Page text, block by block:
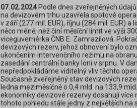
07.02.2024 Podle dnes zveřejněných
na devizovém trhu uzavřela spotové
v září (277 mil. EUR), říjnu (284 mil. EUR) a
něco méně, než činí měsíční limit ve výši
viceguvernérka ČNB E. Zamrazilová.
devizových rezerv, jehož obnovení bylo
ukončením intervenčního režimu na
zasedání centrální banky loni v srpnu. V
nepředpokládáme viditelný vliv těchto
Současně zveřejněný stav devizových
ledna meziměsíčně o 0,4 mld. na 133,9
ekonomiky devizové rezervy dosahují více
tohoto pohledu stále jedny z největších na